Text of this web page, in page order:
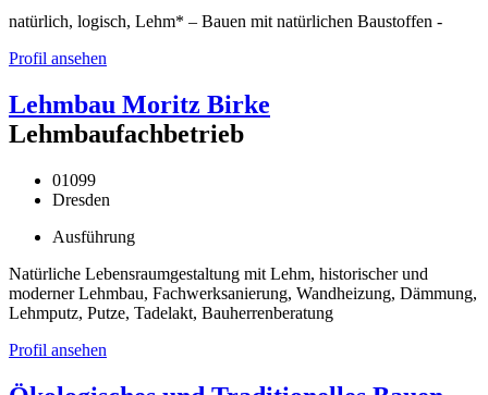
natürlich, logisch, Lehm* – Bauen mit natürlichen Baustoffen -
Profil ansehen
Lehmbau Moritz Birke
Lehmbaufachbetrieb
01099
Dresden
Ausführung
Natürliche Lebensraumgestaltung mit Lehm, historischer und
moderner Lehmbau, Fachwerksanierung, Wandheizung, Dämmung,
Lehmputz, Putze, Tadelakt, Bauherrenberatung
Profil ansehen